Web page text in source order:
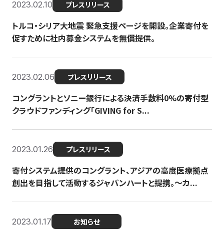
2023.02.10 プレスリリース
トルコ・シリア大地震 緊急支援ページを開設。企業寄付を
促すために社内募金システムを無償提供。
2023.02.06 プレスリリース
コングラントとソニー銀行による決済手数料0%の寄付型
クラウドファンディング「GIVING for S...
2023.01.26 プレスリリース
寄付システム提供のコングラント、アジアの高度医療拠点
創出を目指して活動するジャパンハートと提携。〜カ...
2023.01.17 お知らせ